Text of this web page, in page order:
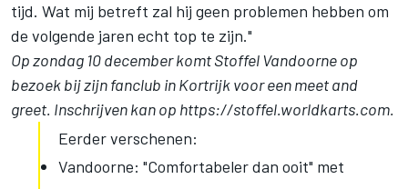
tijd. Wat mij betreft zal hij geen problemen hebben om
de volgende jaren echt top te zijn."
Op zondag 10 december komt Stoffel Vandoorne op
bezoek bij zijn fanclub in Kortrijk voor een meet and
greet. Inschrijven kan op https://stoffel.worldkarts.com.
Eerder verschenen:
Vandoorne: "Comfortabeler dan ooit" met